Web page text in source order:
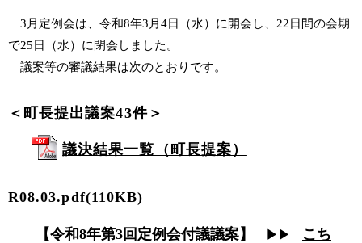
3月定例会は、令和8年3月4日（水）に開会し、22日間の会期
で25日（水）に閉会しました。
議案等の審議結果は次のとおりです。
＜町長提出議案43件＞
議決結果一覧（町長提案）
R08.03.pdf(110KB)
【令和8年第3回定例会付議議案】 ▶▶
こち